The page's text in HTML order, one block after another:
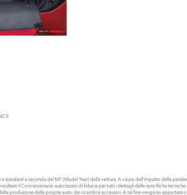
standard a seconda del MY (Model Year) della vettura. A causa dell’impatto della
il Concessionario autorizzato di fiducia per tutti i dettagli delle specifiche
produzione delle proprie auto, dei ricambi e accessori. A tal fine vengono apportate